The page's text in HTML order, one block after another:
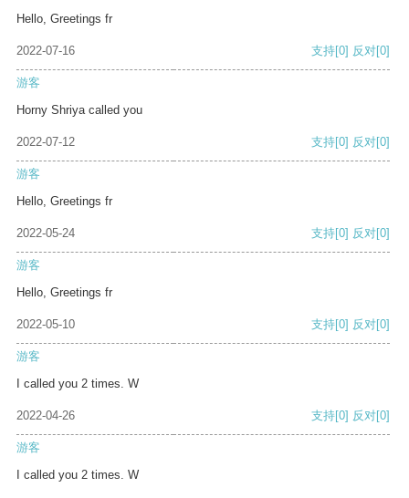
Hello, Greetings fr
2022-07-16 支持[0] 反对[0]
游客
Horny Shriya called you
2022-07-12 支持[0] 反对[0]
游客
Hello, Greetings fr
2022-05-24 支持[0] 反对[0]
游客
Hello, Greetings fr
2022-05-10 支持[0] 反对[0]
游客
I called you 2 times. W
2022-04-26 支持[0] 反对[0]
游客
I called you 2 times. W